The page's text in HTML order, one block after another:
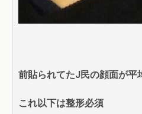
前貼られてたJ民の顔面が平
これ以下は整形必須